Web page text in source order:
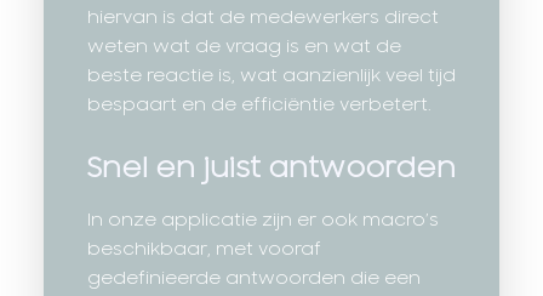
hiervan is dat de medewerkers direct
weten wat de vraag is en wat de
beste reactie is, wat aanzienlijk veel tijd
bespaart en de efficiëntie verbetert.
Snel en juist antwoorden
In onze applicatie zijn er ook macro’s
beschikbaar, met vooraf
gedefinieerde antwoorden die een